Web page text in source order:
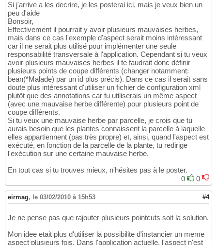
Si j'arrive a les decrire, je les posterai ici, mais je veux bien un
peu d'aide
Bonsoir,
Effectivement il pourrait y avoir plusieurs mauvaises herbes,
mais dans ce cas l'exemple d'aspect serait moins intéressant
car il ne serait plus utilisé pour implémenter une seule
responsabilité transversale à l'application. Cependant si tu veux
avoir plusieurs mauvaises herbes il te faudrait donc définir
plusieurs points de coupe différents (changer notamment:
bean(*Malade) par un id plus précis). Dans ce cas il serait sans
doute plus intéressant d'utiliser un fichier de configuration xml
plutôt que des annotations car tu utiliserais un même aspect
(avec une mauvaise herbe différente) pour plusieurs point de
coupe différents.
Si tu veux une mauvaise herbe par parcelle, je crois que tu
aurais besoin que les plantes connaissent la parcelle à laquelle
elles appartiennent (pas très propre) et, ainsi, quand l'aspect est
exécuté, en fonction de la parcelle de la plante, tu redirige
l'exécution sur une certaine mauvaise herbe.
En tout cas si tu trouves mieux, n'hésites pas à le poster.
0
0
eirmag, le 03/02/2010 à 15h53 #4
Je ne pense pas que rajouter plusieurs pointcuts soit la solution.
Mon idee etait plus d'utiliser la possibilite d'instancier un meme
aspect plusieurs fois. Dans l'application actuelle, l'aspect n'est